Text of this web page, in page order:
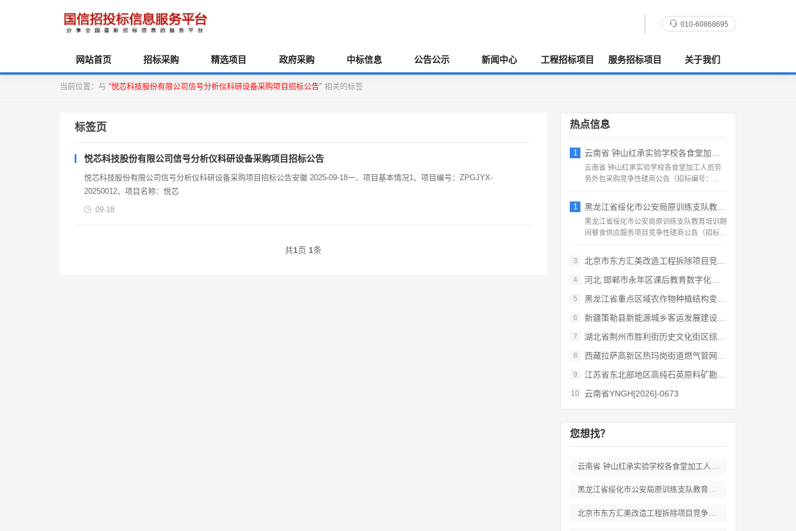
010-60868695
网站首页 招标采购 精选项目 政府采购 中标信息 公告公示 新闻中心 工程招标项目 服务招标项目 关于我们
当前位置：与 “悦芯科技股份有限公司信号分析仪科研设备采购项目招标公告” 相关的标签
标签页
悦芯科技股份有限公司信号分析仪科研设备采购项目招标公告
悦芯科技股份有限公司信号分析仪科研设备采购项目招标公告安徽 2025-09-18一、项目基本情况1、项目编号：ZPGJYX-
20250012、项目名称：悦芯
09-18
共1页 1条
热点信息
1 云南省 钟山红承实验学校各食堂加工人员劳
云南省 钟山红承实验学校各食堂加工人员劳
务外包采购竞争性磋商公告（招标编号：
1 黑龙江省绥化市公安局原训练支队教育培训期
黑龙江省绥化市公安局原训练支队教育培训期
间餐食供应服务项目竞争性磋商公告（招标编
3
北京市东方汇美改造工程拆除项目竞争性磋商
4 河北 邯郸市永年区课后教育数字化管理平台
5 黑龙江省重点区域农作物种植结构变化遥感
6 新疆策勒县新能源城乡客运发展建设项目
7 湖北省荆州市胜利街历史文化街区综合开发和
8 西藏拉萨高新区热玛岗街道燃气管网全覆盖延
9 江苏省东北部地区高纯石英原料矿勘查岩心钻
10 云南省YNGH[2026]-0673
您想找？
云南省 钟山红承实验学校各食堂加工人员劳
黑龙江省绥化市公安局原训练支队教育培训期